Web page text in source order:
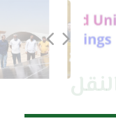
النقل